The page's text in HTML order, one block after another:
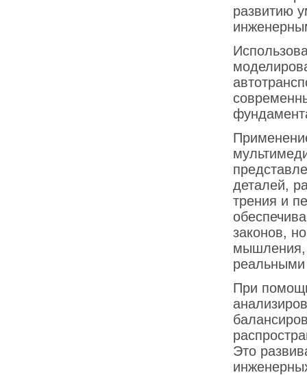
развитию
деталей,
трения и
законов,
мышления,
При
Это